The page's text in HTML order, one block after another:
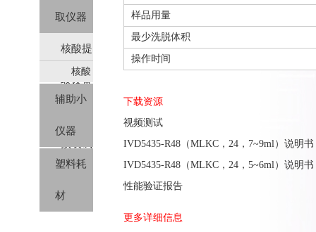
取仪器
核酸提
取设备
核酸
提取
预装
辅助小
仪器
塑料耗
材
样品用量
最少洗脱体积
操作时间
下载资源
视频测试
IVD5435-R48（MLKC，24，7~9ml）说明书
IVD5435-R48（MLKC，24，5~6ml）说明书
性能验证报告
更多详细信息